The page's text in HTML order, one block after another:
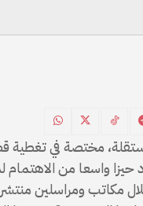
مختصة في تغطية
حيزا واسعا من الاهتمام
مكاتب ومراسلين